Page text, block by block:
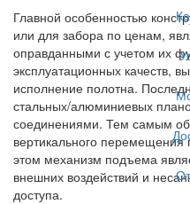
Главной особенностью
или для забора по ценам,
оправданными с учетом их
эксплуатационных качеств,
исполнение полотна.
стальных/алюминиевых
соединениями. Тем самым
вертикального
этом механизм подъема
внешних воздействий и
доступа.